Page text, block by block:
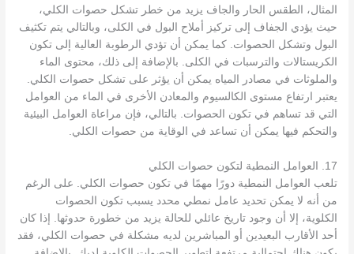
المثال، الطقس الحار والجاف يزيد من خطر تشكل حصوات الكلي،
حيث يؤدي الجفاف إلى تركيز أملاح البول في الكلى، وبالتالي يتم تكثيف
البول وتشكل الحصوات. كما يمكن أن تؤدي الرطوبة العالية إلى تكون
الكريستالات والترسبات في الكلى. بالإضافة إلى ذلك، محتوى الماء
والملوثات في مصادر المياه يمكن أن يؤثر على تشكل حصوات الكلي.
يعتبر ارتفاع مستوى الكالسيوم والمعادن الأخرى في الماء من العوامل
التي قد تساهم في تكون الحصوات. بالتالي، فإن مراعاة العوامل البيئية
والتحكم فيها يمكن أن تساعد في الوقاية من حصوات الكلي.
17. العوامل النمطية لتكون حصوات الكلي
تلعب العوامل النمطية دورًا مهمًا في تكون حصوات الكلي. على الرغم
من أنه لا يمكن تحديد عامل نمطي محدد يسبب تكون الحصوات
الكلوية، إلا أن وجود تاريخ عائلي للحالة يزيد من خطورة حدوثها. إذا كان
أحد الأقارب البعيدين أو المباشرين لديه مشكلة في حصوات الكلي، فقد